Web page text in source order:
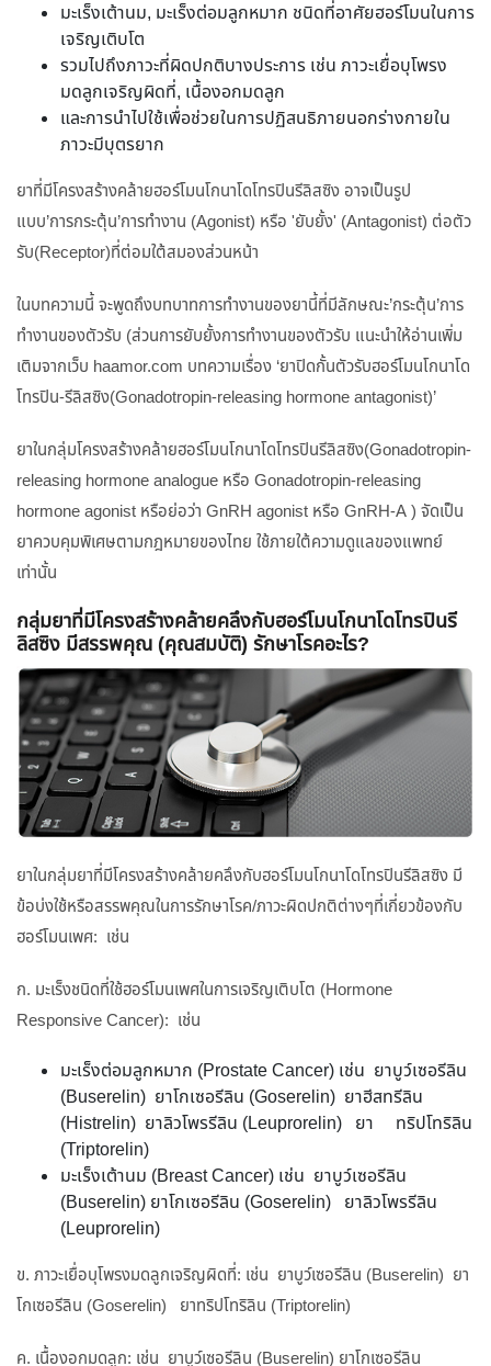
มะเร็งเต้านม, มะเร็งต่อมลูกหมาก ชนิดที่อาศัยฮอร์โมนในการ
เจริญเติบโต
รวมไปถึงภาวะที่ผิดปกติบางประการ เช่น ภาวะเยื่อบุโพรง
มดลูกเจริญผิดที่, เนื้องอกมดลูก
และการนำไปใช้เพื่อช่วยในการปฏิสนธิภายนอกร่างกายใน
ภาวะมีบุตรยาก
ยาที่มีโครงสร้างคล้ายฮอร์โมนโกนาโดโทรปินรีลิสซิง อาจเป็นรูป
แบบ’การกระตุ้น’การทำงาน (Agonist) หรือ 'ยับยั้ง' (Antagonist) ต่อตัว
รับ(Receptor)ที่ต่อมใต้สมองส่วนหน้า
ในบทความนี้ จะพูดถึงบทบาทการทำงานของยานี้ที่มีลักษณะ’กระตุ้น’การ
ทำงานของตัวรับ (ส่วนการยับยั้งการทำงานของตัวรับ แนะนำให้อ่านเพิ่ม
เติมจากเว็บ haamor.com บทความเรื่อง ‘ยาปิดกั้นตัวรับฮอร์โมนโกนาโด
โทรปิน-รีลิสซิง(Gonadotropin-releasing hormone antagonist)’
ยาในกลุ่มโครงสร้างคล้ายฮอร์โมนโกนาโดโทรปินรีลิสซิง(Gonadotropin-
releasing hormone analogue หรือ Gonadotropin-releasing
hormone agonist หรือย่อว่า GnRH agonist หรือ GnRH-A ) จัดเป็น
ยาควบคุมพิเศษตามกฎหมายของไทย ใช้ภายใต้ความดูแลของแพทย์
เท่านั้น
กลุ่มยาที่มีโครงสร้างคล้ายคลึงกับฮอร์โมนโกนาโดโทรปินรี
ลิสซิง มีสรรพคุณ (คุณสมบัติ) รักษาโรคอะไร?
ยาในกลุ่มยาที่มีโครงสร้างคล้ายคลึงกับฮอร์โมนโกนาโดโทรปินรีลิสซิง มี
ข้อบ่งใช้หรือสรรพคุณในการรักษาโรค/ภาวะผิดปกติต่างๆที่เกี่ยวข้องกับ
ฮอร์โมนเพศ: เช่น
ก. มะเร็งชนิดที่ใช้ฮอร์โมนเพศในการเจริญเติบโต (Hormone
Responsive Cancer): เช่น
มะเร็งต่อมลูกหมาก (Prostate Cancer) เช่น ยาบูว์เซอรีลิน
(Buserelin) ยาโกเซอรีลิน (Goserelin) ยาฮีสทรีลิน
(Histrelin) ยาลิวโพรรีลิน (Leuprorelin) ยา ทริปโทริลิน
(Triptorelin)
มะเร็งเต้านม (Breast Cancer) เช่น ยาบูว์เซอรีลิน
(Buserelin) ยาโกเซอรีลิน (Goserelin) ยาลิวโพรรีลิน
(Leuprorelin)
ข. ภาวะเยื่อบุโพรงมดลูกเจริญผิดที่: เช่น ยาบูว์เซอรีลิน (Buserelin) ยา
โกเซอรีลิน (Goserelin) ยาทริปโทริลิน (Triptorelin)
ค. เนื้องอกมดลูก: เช่น ยาบูว์เซอรีลิน (Buserelin) ยาโกเซอรีลิน